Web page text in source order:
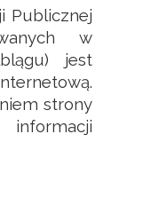
Publicznej
w
jest
strony